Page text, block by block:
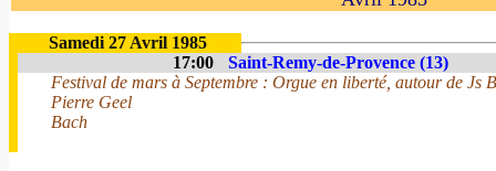
Samedi 27 Avril 1985
17:00
Saint-Remy-de-Provence (13)
Festival de mars à Septembre : Orgue en liberté, autour de Js
Pierre Geel
Bach